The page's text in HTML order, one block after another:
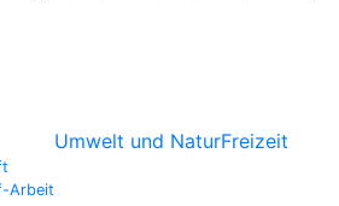
Arbeit
Umwelt und NaturFreizeit